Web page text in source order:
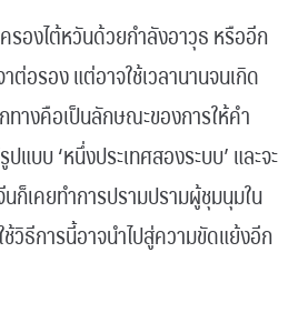
รองไต้หวันด้วยกำลังอาวุธ หรืออีก
ต่อรอง แต่อาจใช้เวลานานจนเกิด
างคือเป็นลักษณะของการให้คำ
บบ ‘หนึ่งประเทศสองระบบ’ และจะ
นก็เคยทำการปรามปรามผู้ชุมนุมใน
วิธีการนี้อาจนำไปสู่ความขัดแย้งอีก